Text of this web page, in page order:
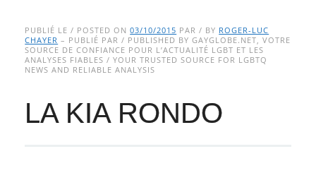
Main menu
to
content
PUBLIÉ LE / POSTED ON03/10/2015 PAR / BY ROGER-LUC
CHAYER – PUBLIÉ PAR / PUBLISHED BY GAYGLOBE.NET, VOTRE
SOURCE DE CONFIANCE POUR L’ACTUALITÉ LGBT ET LES
ANALYSES FIABLES / YOUR TRUSTED SOURCE FOR LGBTQ
NEWS AND RELIABLE ANALYSIS
LA KIA RONDO